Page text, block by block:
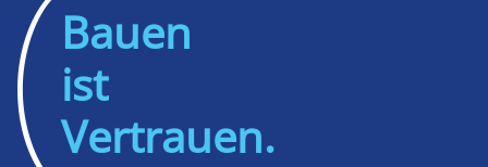
Bauen
ist
Vertrauen.